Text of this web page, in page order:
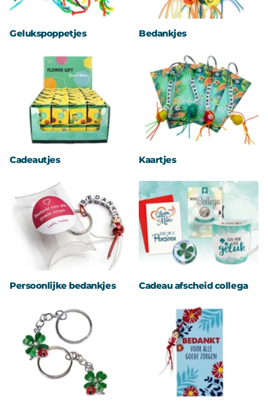
Gelukspoppetjes Bedankjes
Cadeautjes Kaartjes
Persoonlijke bedankjes Cadeau afscheid collega